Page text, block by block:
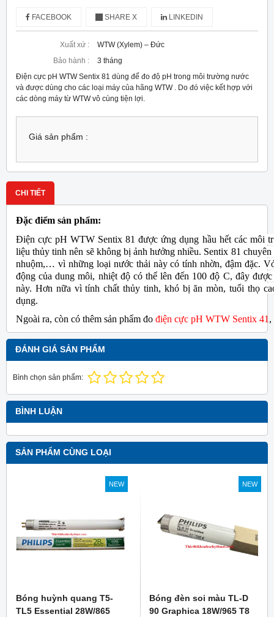
FACEBOOK SHARE X LINKEDIN
Xuất xứ :
WTW (Xylem) – Đức
Bảo hành :
3 tháng
Điện cực pH WTW Sentix 81 dùng để đo độ pH trong môi trường nước
và được dùng cho các loại máy của hãng WTW . Do đó việc kết hợp với
các dòng máy từ WTW vô cùng tiện lợi.
Giá sản phẩm :
CHI TIẾT
Đặc điểm sản phẩm:
Điện cực pH WTW Sentix 81 được ứng dụng hầu hết các môi
liệu thủy tinh nên sẽ không bị ảnh hưởng nhiều. Sentix 81
nhuộm,… vì những loại nước thải này có tính nhờn, đậm đặc.
động của dung môi, nhiệt độ có thể lên đến 100 độ C, đây
này. Hơn nữa vì tính chất thủy tinh, khó bị ăn mòn, tuổi thọ
dụng.
Ngoài ra, còn có thêm sản phẩm đo điện cực pH WTW Sentix 41 ,
ĐÁNH GIÁ SẢN PHẨM
Bình chọn sản phẩm:
BÌNH LUẬN
SẢN PHẨM CÙNG LOẠI
NEW
Bóng huỳnh quang T5-
TL5 Essential 28W/865
NEW
Bóng đèn soi màu TL-D
90 Graphica 18W/965 T8